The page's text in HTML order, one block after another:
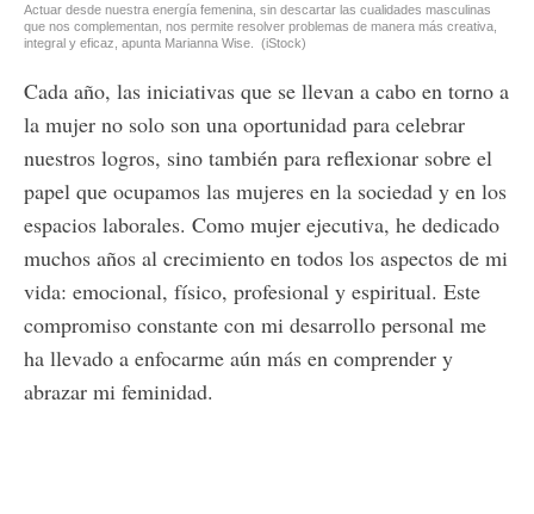
Actuar desde nuestra energía femenina, sin descartar las cualidades masculinas
que nos complementan, nos permite resolver problemas de manera más creativa,
integral y eficaz, apunta Marianna Wise.
(iStock)
Cada año, las iniciativas que se llevan a cabo en torno a
la mujer no solo son una oportunidad para celebrar
nuestros logros, sino también para reflexionar sobre el
papel que ocupamos las mujeres en la sociedad y en los
espacios laborales. Como mujer ejecutiva, he dedicado
muchos años al crecimiento en todos los aspectos de mi
vida: emocional, físico, profesional y espiritual. Este
compromiso constante con mi desarrollo personal me
ha llevado a enfocarme aún más en comprender y
abrazar mi feminidad.